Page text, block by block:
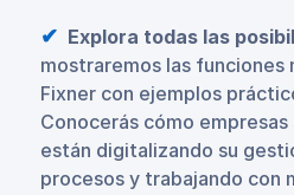
Explora todas las
mostraremos las funciones
Fixner con ejemplos
Conocerás cómo
están digitalizando su
procesos y trabajando con